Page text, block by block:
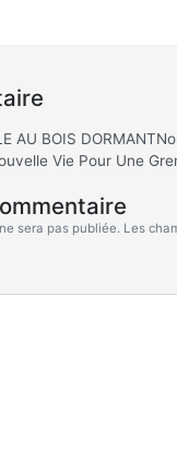
AU BOIS
Vie Pour Une
sera pas publiée. Les